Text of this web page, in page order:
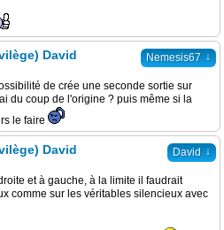
Nemesis67 ↓
David
de crée une seconde sortie sur
du coup de l'origine ? puis même si la
le faire
David ↓
David
et à gauche, à la limite il faudrait
comme sur les véritables silencieux avec